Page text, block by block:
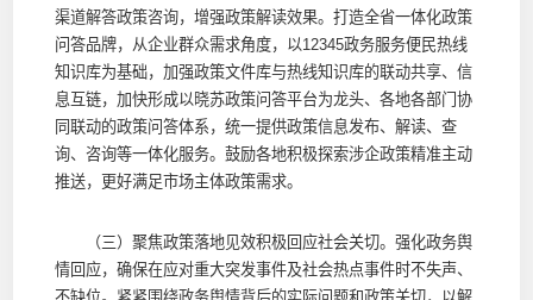
渠道解答政策咨询，增强政策解读效果。打造全省一体化政策
问答品牌，从企业群众需求角度，以12345政务服务便民热线
知识库为基础，加强政策文件库与热线知识库的联动共享、信
息互链，加快形成以晓苏政策问答平台为龙头、各地各部门协
同联动的政策问答体系，统一提供政策信息发布、解读、查
询、咨询等一体化服务。鼓励各地积极探索涉企政策精准主动
推送，更好满足市场主体政策需求。
（三）聚焦政策落地见效积极回应社会关切。强化政务舆
情回应，确保在应对重大突发事件及社会热点事件时不失声、